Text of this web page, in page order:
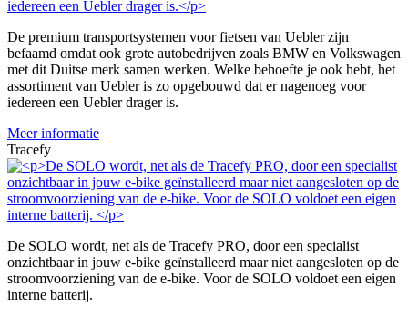
De premium transportsystemen voor fietsen van Uebler zijn
befaamd omdat ook grote autobedrijven zoals BMW en Volkswagen
met dit Duitse merk samen werken. Welke behoefte je ook hebt, het
assortiment van Uebler is zo opgebouwd dat er nagenoeg voor
iedereen een Uebler drager is.
Meer informatie
Tracefy
De SOLO wordt, net als de Tracefy PRO, door een specialist
onzichtbaar in jouw e-bike geïnstalleerd maar niet aangesloten op de
stroomvoorziening van de e-bike. Voor de SOLO voldoet een eigen
interne batterij.